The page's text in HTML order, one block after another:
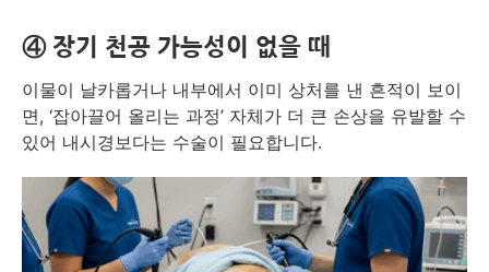
④ 장기 천공 가능성이 없을 때
이물이 날카롭거나 내부에서 이미 상처를 낸 흔적이 보이
면, ‘잡아끌어 올리는 과정’ 자체가 더 큰 손상을 유발할 수
있어 내시경보다는 수술이 필요합니다.